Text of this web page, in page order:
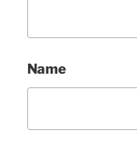
Name